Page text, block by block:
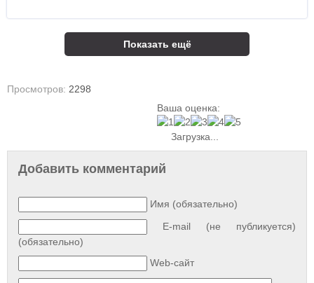
Показать ещё
Просмотров: 2298
Ваша оценка:
Загрузка...
Добавить комментарий
Имя (обязательно)
E-mail (не публикуется)
(обязательно)
Web-сайт